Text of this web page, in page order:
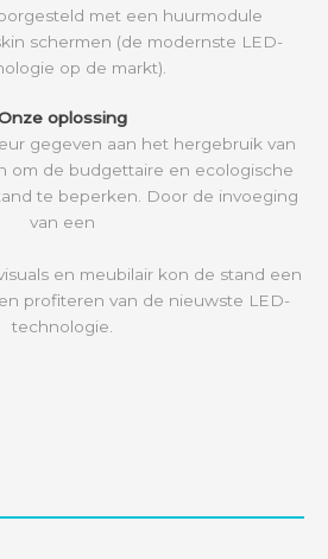
met een huurmodule
schermen (de modernste LED-
op de markt).
oplossing
gegeven aan het hergebruik van
om de budgettaire en ecologische
te beperken. Door de invoeging
van een
en meubilair kon de stand een
profiteren van de nieuwste LED-
technologie.